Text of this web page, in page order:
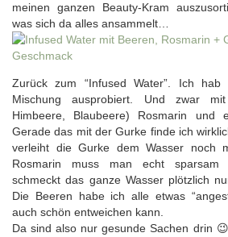
meinen ganzen Beauty-Kram
was sich da alles ansammelt…
Zurück zum “Infused Water”. Ich
Mischung ausprobiert. Und zwar
Himbeere, Blaubeere) Rosmarin und
Gerade das mit der Gurke finde ich
verleiht die Gurke dem Wasser noch
Rosmarin muss man echt sparsam
schmeckt das ganze Wasser plötzlich
Die Beeren habe ich alle etwas
auch schön entweichen kann.
Da sind also nur gesunde Sachen drin